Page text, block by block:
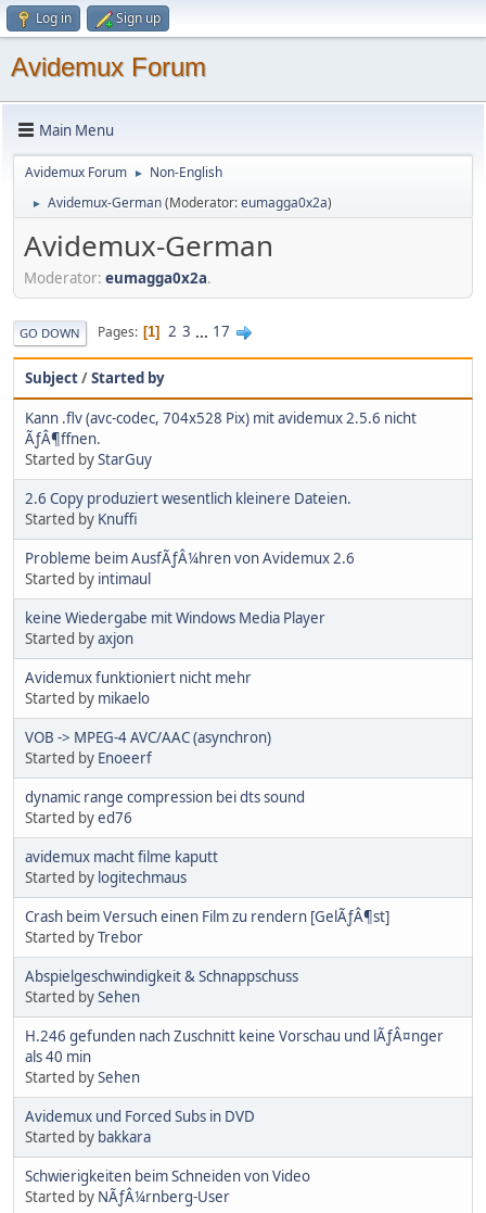
Log in Sign up
Avidemux Forum
Main Menu
Avidemux Forum ► Non-English
► Avidemux-German(Moderator:eumagga0x2a)
Avidemux-German
Moderator: eumagga0x2a.
GO DOWN Pages 1 2 3 ... 17
Subject/Started by
Kann .flv (avc-codec, 704x528 Pix) mit avidemux 2.5.6 nicht
ÃƒÂ¶ffnen.
Started byStarGuy
2.6 Copy produziert wesentlich kleinere Dateien.
Started by Knuffi
Probleme beim AusfÃƒÂ¼hren von Avidemux 2.6
Started by intimaul
keine Wiedergabe mit Windows Media Player
Started byaxjon
Avidemux funktioniert nicht mehr
Started by mikaelo
VOB -> MPEG-4 AVC/AAC (asynchron)
Started by Enoeerf
dynamic range compression bei dts sound
Started byed76
avidemux macht filme kaputt
Started by logitechmaus
Crash beim Versuch einen Film zu rendern [GelÃƒÂ¶st]
Started byTrebor
Abspielgeschwindigkeit & Schnappschuss
Started bySehen
H.246 gefunden nach Zuschnitt keine Vorschau und lÃƒÂ¤nger
als 40 min
Started bySehen
Avidemux und Forced Subs in DVD
Started by bakkara
Schwierigkeiten beim Schneiden von Video
Started by NÃƒÂ¼rnberg-User